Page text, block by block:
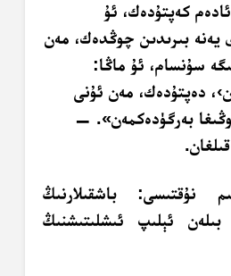
كەپتۇدەك، ئۇ
يەنە بىرىدىن چوڭدەك، مەن
سۇنسام، ئۇ ماڭا:
دەپتۇدەك، مەن ئۇنى
بەرگۈدەكمەن». —
نۇقتىسى: باشقىلارنىڭ
ئېلىپ ئىشلىتىشنىڭ